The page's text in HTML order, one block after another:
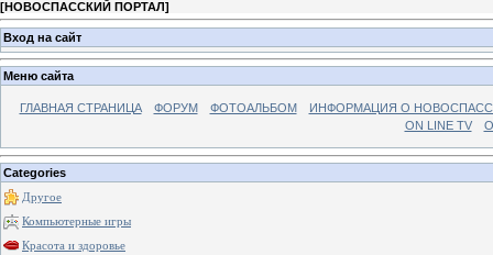
[НОВОСПАССКИЙ ПОРТАЛ]
Вход на сайт
Меню сайта
ГЛАВНАЯ СТРАНИЦА ФОРУМ ФОТОАЛЬБОМ
ИНФОРМАЦИЯ О
ON LINE TV
Categories
Другое
Компьютерные игры
Красота и здоровье